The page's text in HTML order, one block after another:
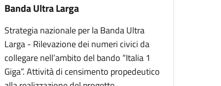
Banda Ultra Larga
Strategia nazionale per la Banda Ultra
Larga - Rilevazione dei numeri civici da
collegare nell’ambito del bando “Italia 1
Giga”. Attività di censimento propedeutico